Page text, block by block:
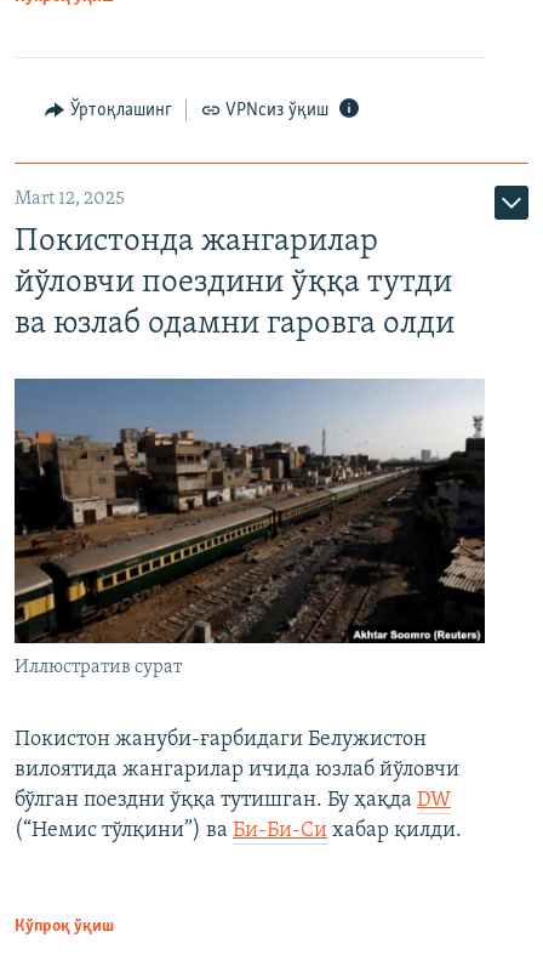
Ўртоқлашинг VPNсиз ўқиш
Mart 12, 2025
Покистонда жангарилар
йўловчи поездини ўққа тутди
ва юзлаб одамни гаровга олди
Иллюстратив сурат
Покистон жануби-ғарбидаги Белужистон
вилоятида жангарилар ичида юзлаб йўловчи
бўлган поездни ўққа тутишган. Бу ҳақда DW
(“Немис тўлқини”) ва Би-Би-Си хабар қилди.
Кўпроқ ўқиш